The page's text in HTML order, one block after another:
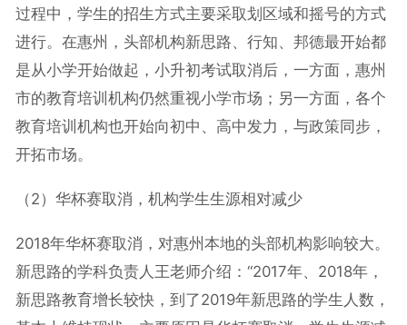
过程中，学生的招生方式主要采取划区域和摇号的方式
进行。在惠州，头部机构新思路、行知、邦德最开始都
是从小学开始做起，小升初考试取消后，一方面，惠州
市的教育培训机构仍然重视小学市场；另一方面，各个
教育培训机构也开始向初中、高中发力，与政策同步，
开拓市场。
（2）华杯赛取消，机构学生生源相对减少
2018年华杯赛取消，对惠州本地的头部机构影响较大。
新思路的学科负责人王老师介绍：“2017年、2018年，
新思路教育增长较快，到了2019年新思路的学生人数，